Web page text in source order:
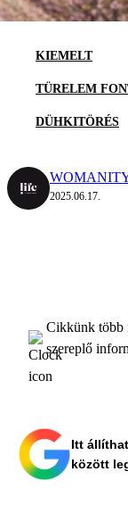
KIEMELT
TÜRELEM
DÜHKITÖRÉS
2025.06.17.
Cikkünk több
szereplő
Itt
között